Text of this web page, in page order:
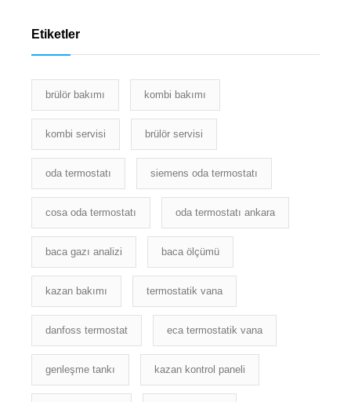
Etiketler
brülör bakımı kombi bakımı
kombi servisi brülör servisi
oda termostatı siemens oda termostatı
cosa oda termostatı oda termostatı ankara
baca gazı analizi baca ölçümü
kazan bakımı termostatik vana
danfoss termostat eca termostatik vana
genleşme tankı kazan kontrol paneli